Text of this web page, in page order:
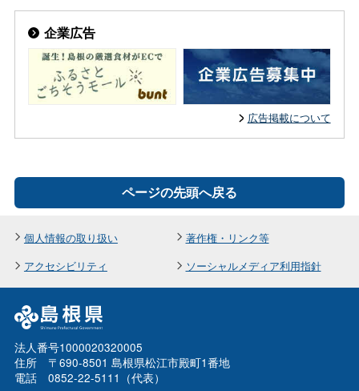
企業広告
広告掲載について
ページの先頭へ戻る
個人情報の取り扱い
著作権・リンク等
アクセシビリティ
ソーシャルメディア利用指針
法人番号1000020320005
住所 〒690-8501 島根県松江市殿町1番地
電話 0852-22-5111（代表）